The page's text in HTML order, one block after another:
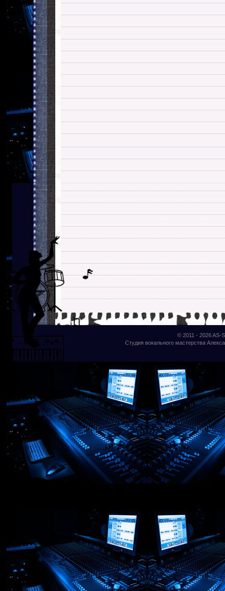
© 2011 - 2026AS-
Студия вокального мастерства